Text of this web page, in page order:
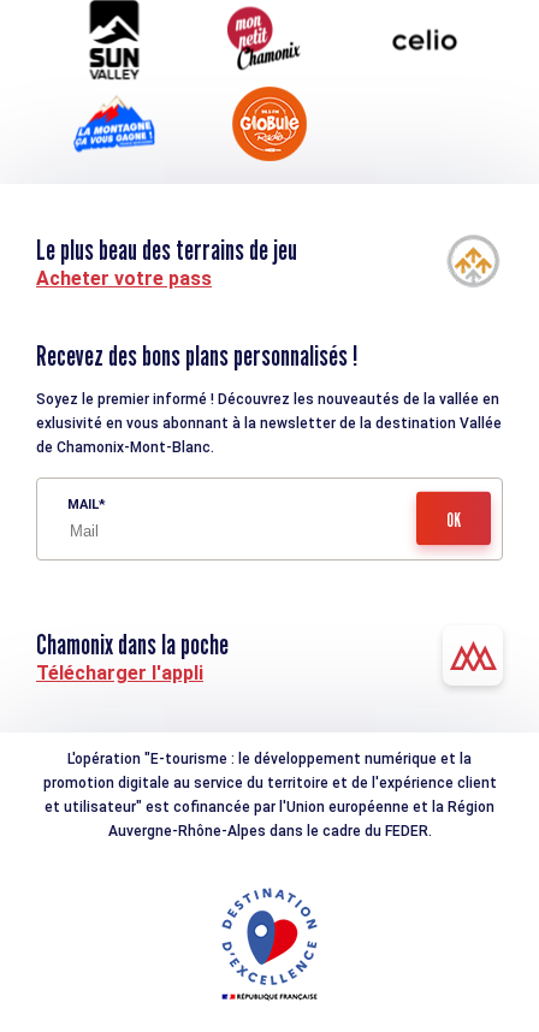
Tourisme et handicap
Le plus beau des terrains de jeu
Acheter votre pass
Recevez des bons plans personnalisés !
Soyez le premier informé ! Découvrez les nouveautés de la vallée en
exlusivité en vous abonnant à la newsletter de la destination Vallée
de Chamonix-Mont-Blanc.
MAIL
Chamonix dans la poche
Télécharger l'appli
L'opération "E-tourisme : le développement numérique et la
promotion digitale au service du territoire et de l'expérience client
et utilisateur" est cofinancée par l'Union européenne et la Région
Auvergne-Rhône-Alpes dans le cadre du FEDER.